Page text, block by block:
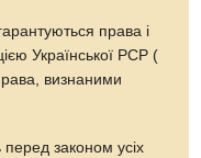
права і
Української РСР (
визнаними
перед законом усіх